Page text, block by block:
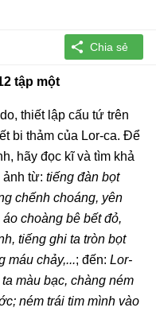
tập một
thiết lập cấu tứ trên
bi thảm của Lor-ca. Để
hãy đọc kĩ và tìm khả
từ: tiếng đàn bọt
chếnh choáng, yên
áo choàng bê bết đỏ,
tiếng ghi ta tròn bọt
máu chảy,...; đến: Lor-
màu bạc, chàng ném
ném trái tim mình vào